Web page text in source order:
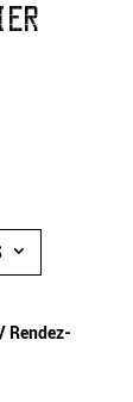
Rendez-